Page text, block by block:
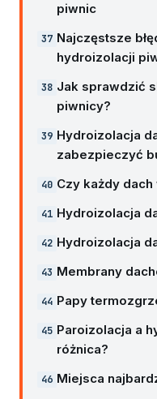
piwnic
Najczęstsze
hydroizolacji
Jak sprawdzić
piwnicy?
Hydroizolacja
zabezpieczyć
Czy każdy
Hydroizolacja
Hydroizolacja
Membrany
Papy
Paroizolacja a
różnica?
Miejsca